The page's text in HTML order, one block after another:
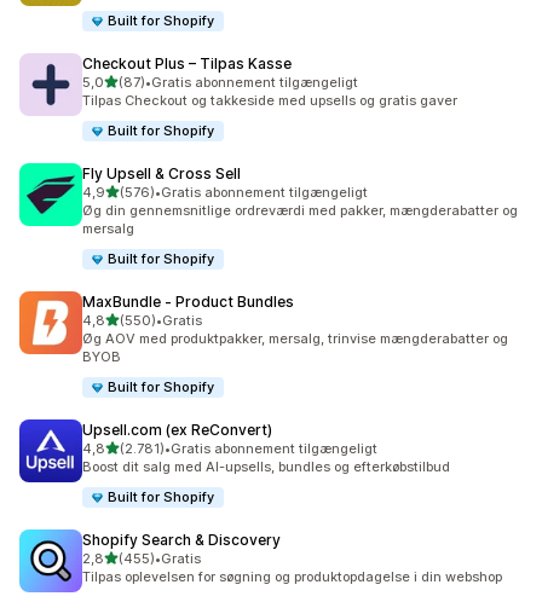
Built for Shopify
Checkout Plus – Tilpas Kasse
5,0ud af 5 stjerner
(87)
87 anmeldelser i alt
•Gratis abonnement tilgængeligt
Tilpas Checkout og takkeside med upsells og gratis gaver
Built for Shopify
Fly Upsell & Cross Sell
4,9ud af 5 stjerner
(576)
576 anmeldelser i alt
•Gratis abonnement tilgængeligt
Øg din gennemsnitlige ordreværdi med pakker, mængderabatter og
mersalg
Built for Shopify
MaxBundle ‑ Product Bundles
4,8ud af 5 stjerner
(550)
550 anmeldelser i alt
•Gratis
Øg AOV med produktpakker, mersalg, trinvise mængderabatter og
BYOB
Built for Shopify
Upsell.com (ex ReConvert)
4,8ud af 5 stjerner
(2.781)
2781 anmeldelser i alt
•Gratis abonnement tilgængeligt
Boost dit salg med AI-upsells, bundles og efterkøbstilbud
Built for Shopify
Shopify Search & Discovery
2,8ud af 5 stjerner
(455)
455 anmeldelser i alt
•Gratis
Tilpas oplevelsen for søgning og produktopdagelse i din webshop